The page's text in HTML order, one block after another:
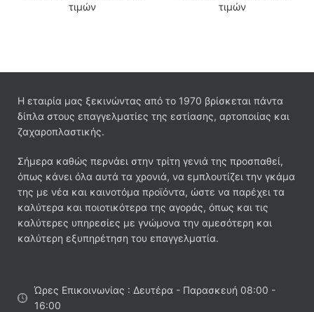
τιμών
τιμών
Η εταιρία μας ξεκινώντας από το 1970 βρίσκεται πάντα
δίπλα στους επαγγελματίες της εστίασης, αρτοποιίας και
ζαχαροπλαστικής.
Σήμερα καθώς περνάει στην τρίτη γενιά της προσπαθεί,
όπως κάνει όλα αυτά τα χρονιά, να εμπλουτίζει την γκάμα
της με νέα και καινοτόμα προϊόντα, ώστε να παρέχει τα
καλύτερα και ποιοτικότερα της αγοράς, όπως και τις
καλύτερες υπηρεσίες με γνώμονα την αμεσότερη και
καλύτερη εξυπηρέτηση του επαγγελματία.
Ώρες Επικοινωνίας : Δευτέρα - Παρασκευή 08:00 -
16:00